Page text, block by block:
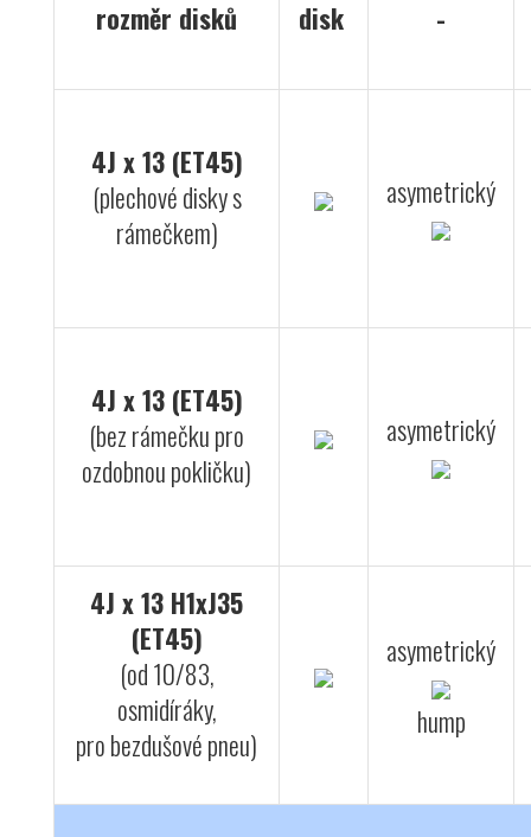
rozměr disků disk -
4J x 13 (ET45)
(plechové disky s
rámečkem)
asymetrický
4J x 13 (ET45)
(bez rámečku pro
ozdobnou pokličku)
asymetrický
4J x 13 H1xJ35
(ET45)
(od 10/83,
osmidíráky,
pro bezdušové pneu)
asymetrický
hump